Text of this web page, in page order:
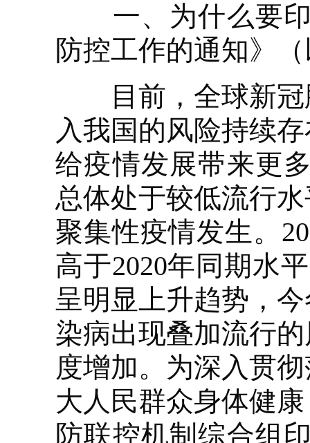
一、为什么要印
防控工作的通知》
目前，全球新冠
入我国的风险持续
给疫情发展带来更
总体处于较低流行
聚集性疫情发生。
高于2020年同期水
呈明显上升趋势，
染病出现叠加流行
度增加。为深入贯
大人民群众身体健
防联控机制综合组